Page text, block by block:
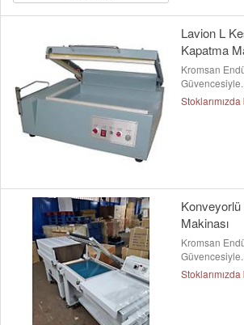
Lavion L
Kapatma
Kromsan
Makinası
Kromsan